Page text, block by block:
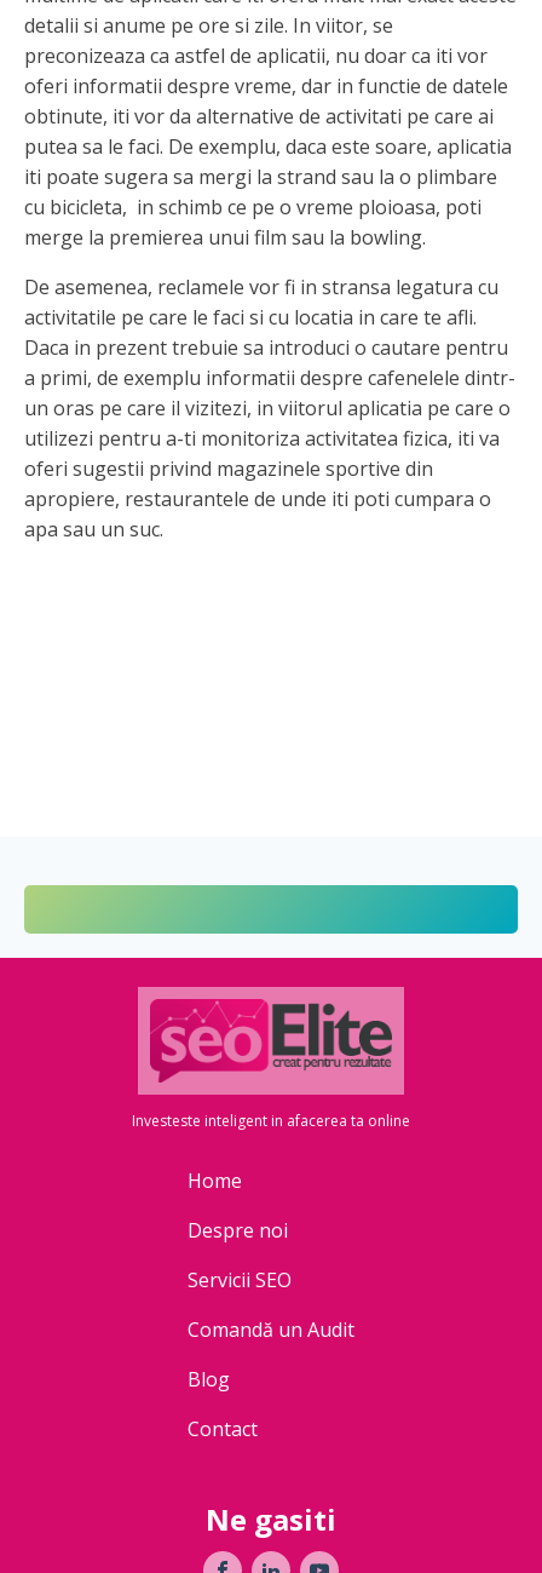
detalii si anume pe ore si zile. In viitor, se
preconizeaza ca astfel de aplicatii, nu doar ca iti vor
oferi informatii despre vreme, dar in functie de datele
obtinute, iti vor da alternative de activitati pe care ai
putea sa le faci. De exemplu, daca este soare, aplicatia
iti poate sugera sa mergi la strand sau la o plimbare
cu bicicleta, in schimb ce pe o vreme ploioasa, poti
merge la premierea unui film sau la bowling.
De asemenea, reclamele vor fi in stransa legatura cu
activitatile pe care le faci si cu locatia in care te afli.
Daca in prezent trebuie sa introduci o cautare pentru
a primi, de exemplu informatii despre cafenelele dintr-
un oras pe care il vizitezi, in viitorul aplicatia pe care o
utilizezi pentru a-ti monitoriza activitatea fizica, iti va
oferi sugestii privind magazinele sportive din
apropiere, restaurantele de unde iti poti cumpara o
apa sau un suc.
Investeste inteligent in afacerea ta online
Home
Despre noi
Servicii SEO
Comandă un Audit
Blog
Contact
Ne gasiti